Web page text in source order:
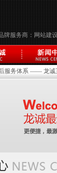
牌服务商：网站建
服务体系 —— 龙诚